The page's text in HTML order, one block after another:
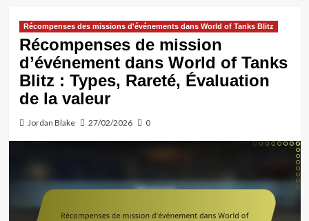
Récompenses des missions d'événements dans World of Tanks Blitz
Récompenses de mission
d’événement dans World of Tanks
Blitz : Types, Rareté, Évaluation
de la valeur
Jordan Blake 27/02/2026 0